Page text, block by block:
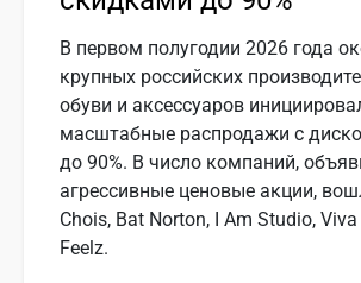
В первом полугодии 2026 года
крупных российских
обуви и аксессуаров
масштабные распродажи с
до 90%. В число компаний,
агрессивные ценовые акции,
Chois, Bat Norton, I Am Studio,
Feelz.